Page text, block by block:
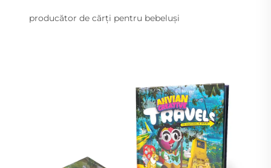
producător de cărți pentru bebeluși